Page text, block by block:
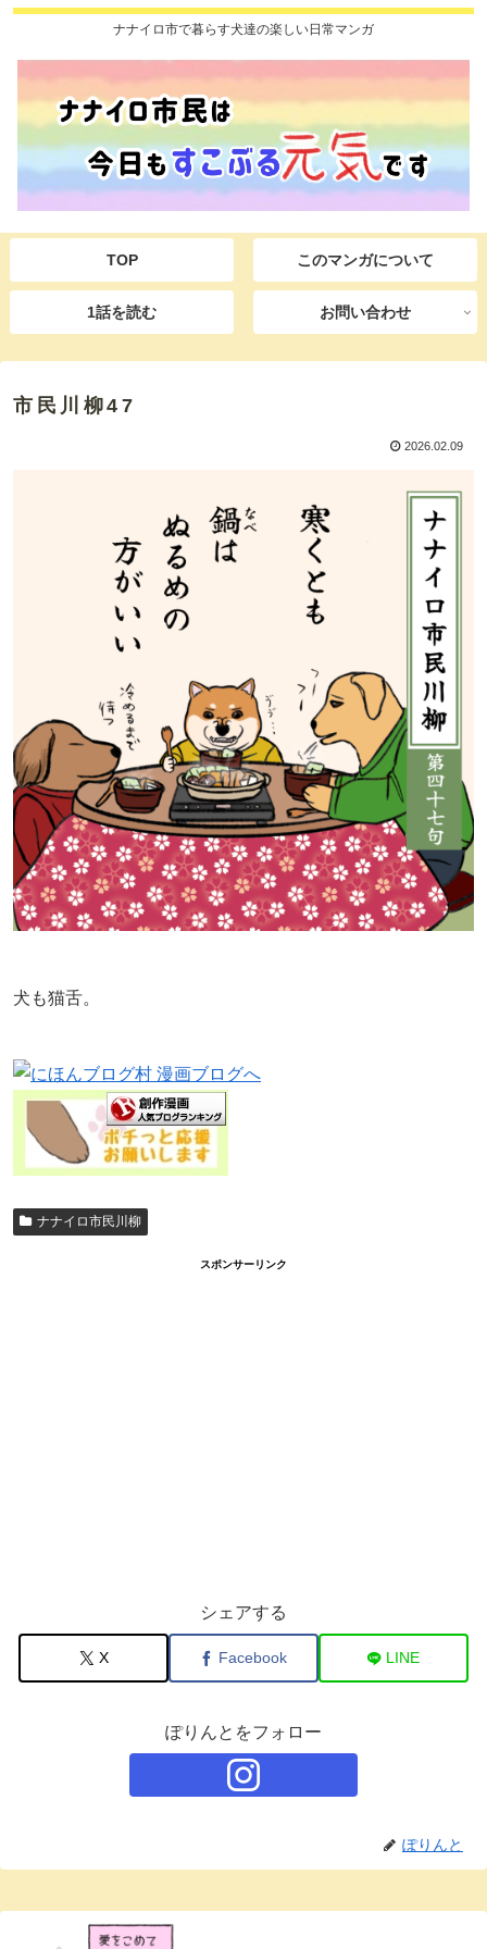
ナナイロ市で暮らす犬達の楽しい日常マンガ
TOP このマンガについて
1話を読む お問い合わせ
市民川柳47
2026.02.09
犬も猫舌。
ナナイロ市民川柳
スポンサーリンク
シェアする
X Facebook LINE
ぽりんとをフォロー
ぽりんと